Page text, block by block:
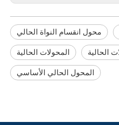
محول انقسام النواة الحالي
المحولات الحالية الحالية
المحول الحالي الأساسي